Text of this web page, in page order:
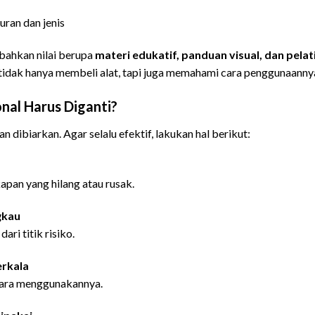
dan jenis
nilai berupa materi edukatif, panduan visual, dan
hanya membeli alat, tapi juga memahami cara
Harus Diganti?
dibiarkan. Agar selalu efektif, lakukan hal berikut:
yang hilang atau rusak.
dari titik risiko.
menggunakannya.